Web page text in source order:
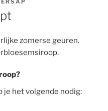
zomerse geuren.
je het volgende nodig: